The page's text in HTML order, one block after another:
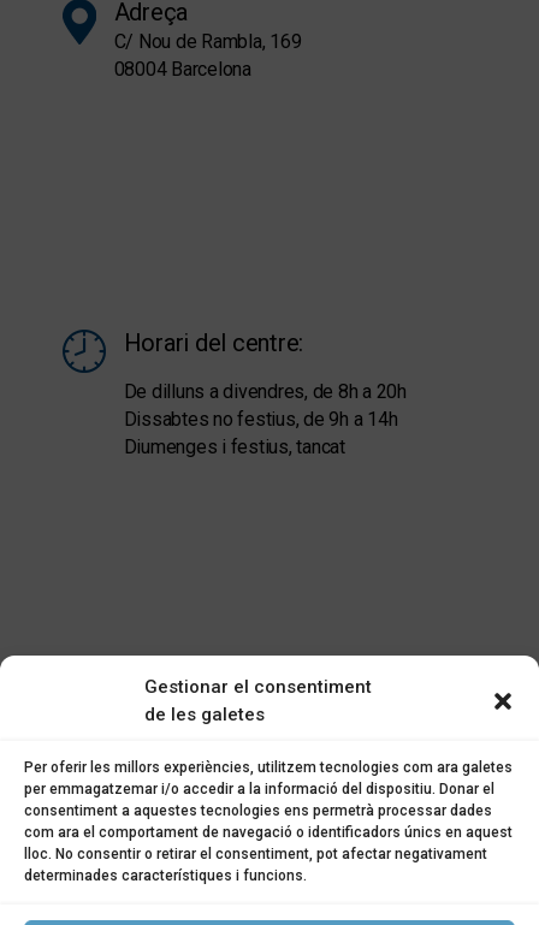
Gestionar el consentiment
de les galetes
Per oferir les millors experiències, utilitzem tecnologies com ara galetes
per emmagatzemar i/o accedir a la informació del dispositiu. Donar el
consentiment a aquestes tecnologies ens permetrà processar dades
com ara el comportament de navegació o identificadors únics en aquest
lloc. No consentir o retirar el consentiment, pot afectar negativament
determinades característiques i funcions.
Adreça
C/ Nou de Rambla, 169
08004 Barcelona
Horari del centre:
De dilluns a divendres, de 8h a 20h
Dissabtes no festius, de 9h a 14h
Diumenges i festius, tancat
Proyecto subvencionado por el Programa Kit Consulting. Financiado por la Unión
Europea – NextGenerationEU